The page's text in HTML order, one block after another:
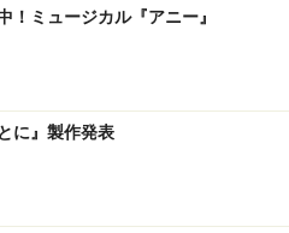
！ミュージカル『アニー』
に』製作発表